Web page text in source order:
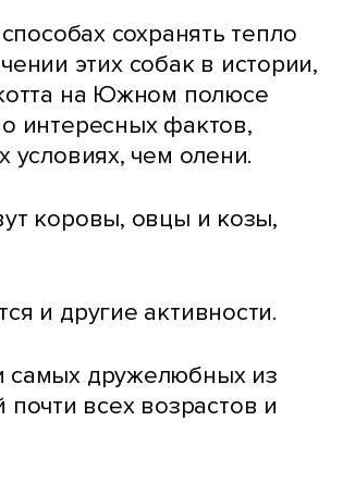
сохранять тепло
этих собак в истории,
на Южном полюсе
интересных фактов,
чем олени.
коровы, овцы и козы,
и другие активности.
самых дружелюбных из
всех возрастов и